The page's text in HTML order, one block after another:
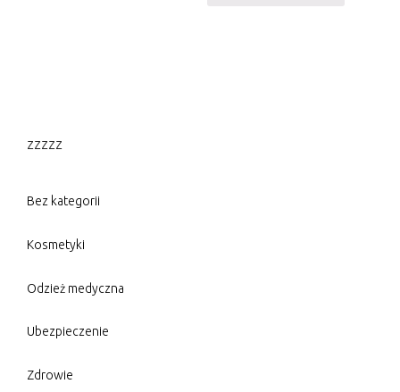
zzzzz
Bez kategorii
Kosmetyki
Odzież medyczna
Ubezpieczenie
Zdrowie